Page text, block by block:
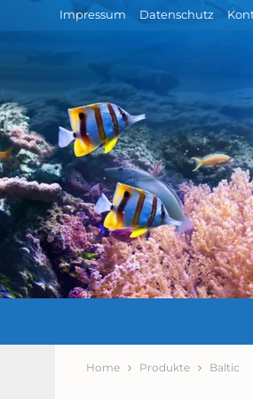
Impressum Datenschutz
Home Produkte Baltic